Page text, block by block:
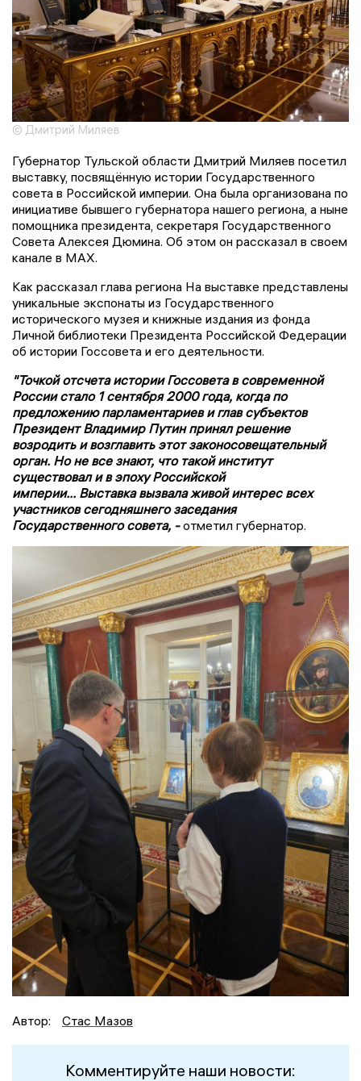
© Дмитрий Миляев
Губернатор Тульской области Дмитрий Миляев посетил
выставку, посвящённую истории Государственного
совета в Российской империи. Она была организована по
инициативе бывшего губернатора нашего региона, а ныне
помощника президента, секретаря Государственного
Совета Алексея Дюмина. Об этом он рассказал в своем
канале в MAX.
Как рассказал глава региона На выставке представлены
уникальные экспонаты из Государственного
исторического музея и книжные издания из фонда
Личной библиотеки Президента Российской Федерации
об истории Госсовета и его деятельности.
"Точкой отсчета истории Госсовета в современной
России стало 1 сентября 2000 года, когда по
предложению парламентариев и глав субъектов
Президент Владимир Путин принял решение
возродить и возглавить этот законосовещательный
орган. Но не все знают, что такой институт
существовал и в эпоху Российской
империи... Выставка вызвала живой интерес всех
участников сегодняшнего заседания
Государственного совета, -отметил губернатор.
Автор: Стас Мазов
Комментируйте наши новости: